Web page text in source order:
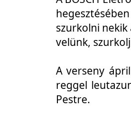
szurkolni
velünk,
A verseny
reggel
Pestre.